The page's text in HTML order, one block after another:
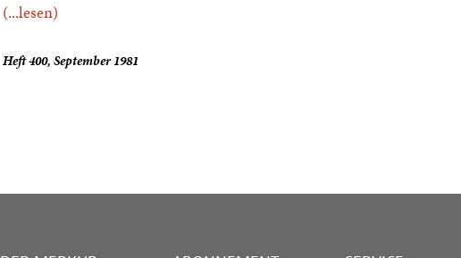
(...lesen)
Heft 400, September 1981